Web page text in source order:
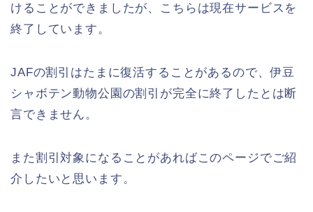
けることができましたが、こちらは現在サービスを
終了しています。
JAFの割引はたまに復活することがあるので、伊豆
シャボテン動物公園の割引が完全に終了したとは断
言できません。
また割引対象になることがあればこのページでご紹
介したいと思います。